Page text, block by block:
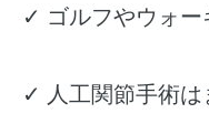
✓ ゴルフやウォ
✓ 人工関節手術